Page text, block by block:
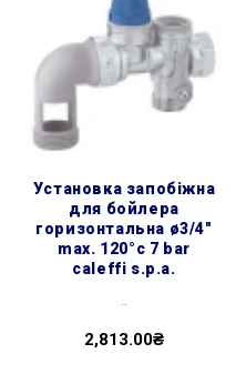
установка запобіжна
для бойлера
горизонтальна ø3/4″
max. 120°c 7 bar
caleffi s.p.a.
2,813.00₴